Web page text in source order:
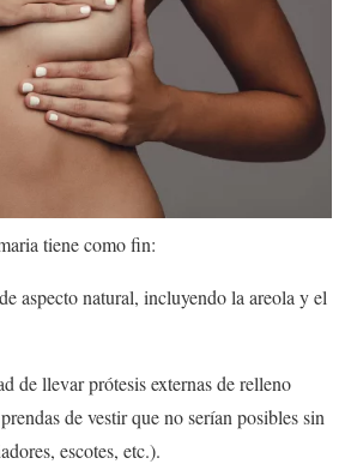
tiene como fin:
aspecto natural, incluyendo la areola y el
de llevar prótesis externas de relleno
de vestir que no serían posibles sin
escotes, etc.).